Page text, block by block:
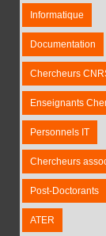
Informatique
Documentation
Chercheurs
Enseignants
Personnels IT
Chercheurs
Post-Doctorants
ATER